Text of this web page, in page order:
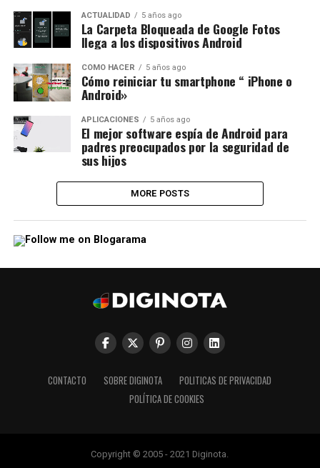
ACTUALIDAD 5 años ago
La Carpeta Bloqueada de Google Fotos
llega a los dispositivos Android
CÓMO HACER 5 años ago
Cómo reiniciar tu smartphone “ iPhone o
Android»
APLICACIONES 5 años ago
El mejor software espía de Android para
padres preocupados por la seguridad de
sus hijos
MORE POSTS
CONTACTO SOBRE DIGINOTA
POLITICAS DE PRIVACIDAD
POLÍTICA DE COOKIES
Copyright © 2005 - 2021 Diginota.